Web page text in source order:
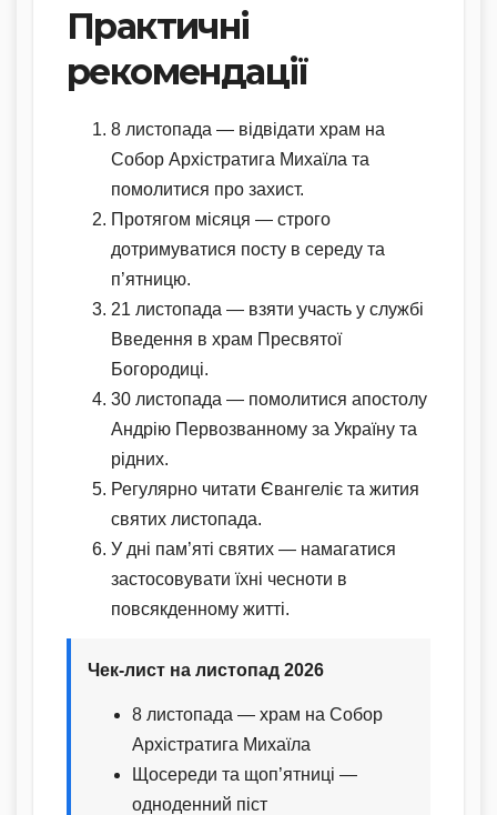
Практичні
рекомендації
8 листопада — відвідати храм на
Собор Архістратига Михаїла та
помолитися про захист.
Протягом місяця — строго
дотримуватися посту в середу та
п’ятницю.
21 листопада — взяти участь у службі
Введення в храм Пресвятої
Богородиці.
30 листопада — помолитися апостолу
Андрію Первозванному за Україну та
рідних.
Регулярно читати Євангеліє та жития
святих листопада.
У дні пам’яті святих — намагатися
застосовувати їхні чесноти в
повсякденному житті.
Чек-лист на листопад 2026
8 листопада — храм на Собор
Архістратига Михаїла
Щосереди та щоп’ятниці —
одноденний піст